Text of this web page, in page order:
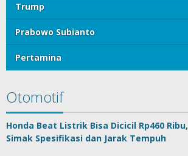
Trump
Prabowo Subianto
Pertamina
Otomotif
Honda Beat Listrik Bisa Dicicil Rp460 Ribu,
Simak Spesifikasi dan Jarak Tempuh